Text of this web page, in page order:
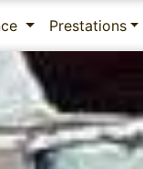
Prestations